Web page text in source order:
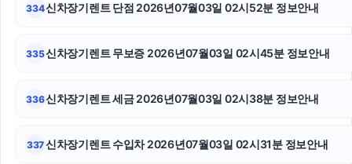
카니발 장기렌트
수원피부과
334신차장기렌트 단점 2026년07월03일 02시52분 정보안내
335신차장기렌트 무보증 2026년07월03일 02시45분 정보안내
336신차장기렌트 세금 2026년07월03일 02시38분 정보안내
337신차장기렌트 수입차 2026년07월03일 02시31분 정보안내